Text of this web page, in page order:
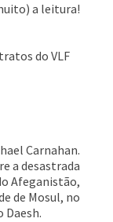
a leitura!
do VLF
Carnahan.
a desastrada
Afeganistão,
de Mosul, no
Daesh.